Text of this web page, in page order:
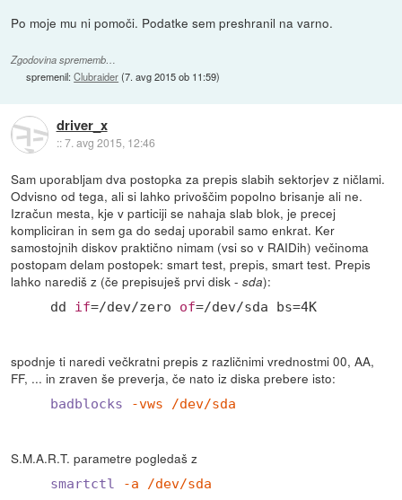
Po moje mu ni pomoči. Podatke sem preshranil na varno.
Zgodovina sprememb…
spremenil:Clubraider(7. avg 2015 ob 11:59)
driver_x
::7. avg 2015, 12:46
Sam uporabljam dva postopka za prepis slabih sektorjev z ničlami.
Odvisno od tega, ali si lahko privoščim popolno brisanje ali ne.
Izračun mesta, kje v particiji se nahaja slab blok, je precej
kompliciran in sem ga do sedaj uporabil samo enkrat. Ker
samostojnih diskov praktično nimam (vsi so v RAIDih) večinoma
postopam delam postopek: smart test, prepis, smart test. Prepis
lahko narediš z (če prepisuješ prvi disk -sda):
dd if=/dev/zero of=/dev/sda bs=4K
spodnje ti naredi večkratni prepis z različnimi vrednostmi 00, AA,
FF, ... in zraven še preverja, če nato iz diska prebere isto:
badblocks -vws /dev/sda
S.M.A.R.T. parametre pogledaš z
smartctl -a /dev/sda